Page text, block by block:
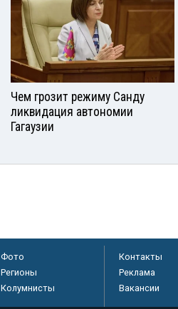
Чем грозит режиму Санду
ликвидация автономии
Гагаузии
Фото
Регионы
Колумнисты
Контакты
Реклама
Вакансии